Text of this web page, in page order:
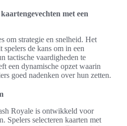
met een
om strategie en snelheid. Het
spelers de kans om in een
tactische vaardigheden te
een dynamische opzet waarin
goed nadenken over hun zetten.
Royale is ontwikkeld voor
Spelers selecteren kaarten met